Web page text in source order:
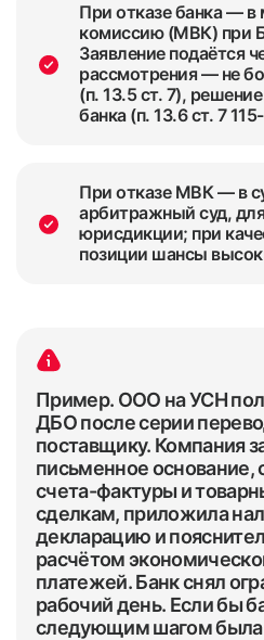
При отказе банка —
комиссию (МВК) при
Заявление подаётся
рассмотрения — не
(п. 13.5 ст. 7),
банка (п. 13.6 ст. 7
При отказе МВК — в
арбитражный суд,
юрисдикции; при
позиции шансы
Пример. ООО на УСН
ДБО после серии
поставщику. Компания
письменное основание,
счета-фактуры и
сделкам, приложила
декларацию и
расчётом
платежей. Банк снял
рабочий день. Если бы
следующим шагом